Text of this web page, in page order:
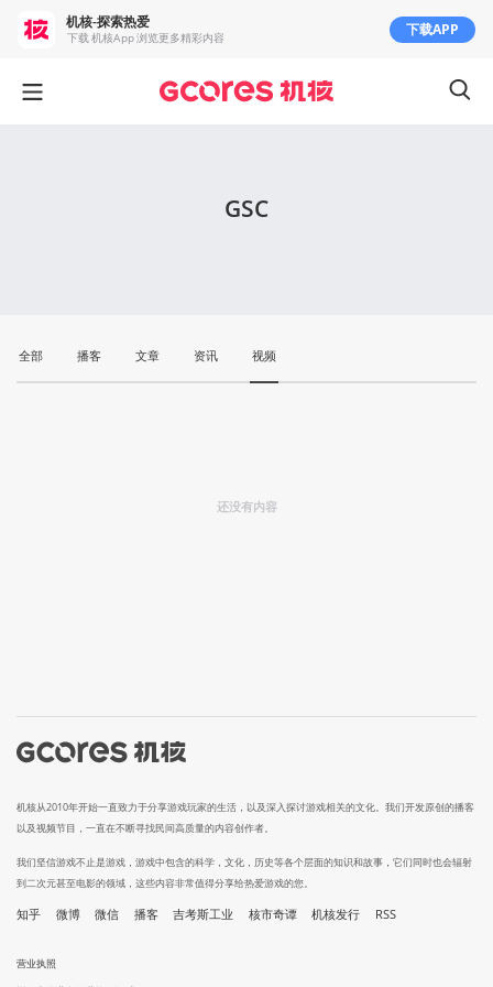
GSC
全部 播客 文章 资讯 视频
还没有内容
机核从2010年开始一直致力于分享游戏玩家的生活，以及深入探讨游戏相关的文化。我们开发原创的播客
以及视频节目，一直在不断寻找民间高质量的内容创作者。
我们坚信游戏不止是游戏，游戏中包含的科学，文化，历史等各个层面的知识和故事，它们同时也会辐射
到二次元甚至电影的领域，这些内容非常值得分享给热爱游戏的您。
知乎 微博 微信 播客 吉考斯工业 核市奇谭 机核发行 RSS
营业执照
机核-探索热爱
下载 机核App 浏览更多精彩内容 下载APP